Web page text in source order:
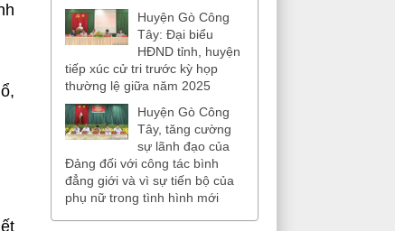
Huyện Gò Công
Tây: Đại biểu
HĐND tỉnh, huyện
tiếp xúc cử tri trước kỳ họp
thường lệ giữa năm 2025
Huyện Gò Công
Tây, tăng cường
sự lãnh đạo của
Đảng đối với công tác bình
đẳng giới và vì sự tiến bộ của
phụ nữ trong tình hình mới